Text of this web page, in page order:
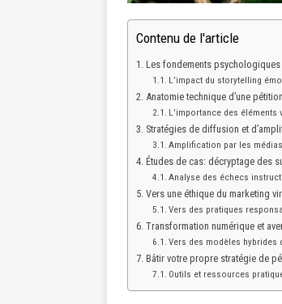
Contenu de l'article
Les fondements
L’impact du storytelling
Anatomie technique d’une
L’importance des éléments
Stratégies de diffusion et
Amplification par les
Études de cas: décryptage des
Analyse des échecs
Vers une éthique du marketing
Vers des pratiques
Transformation numérique et
Vers des modèles hybrides
Bâtir votre propre stratégie de
Outils et ressources